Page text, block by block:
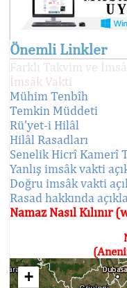
Önemli Linkler
Farklı Takvim ve
İmsâk Vakti
Mühim Tenbîh
Temkin Müddeti
Rü'yet-i Hilâl
Hilâl Rasadları
Senelik Hicrî Kamerî
Yanlış imsâk vakti
Doğru imsâk vakti
Rasad hakkında
Namaz Nasıl
+